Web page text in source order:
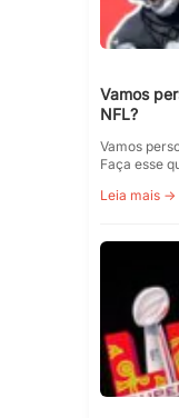
Vamos
NFL?
Vamos
Faça esse
Leia mais →